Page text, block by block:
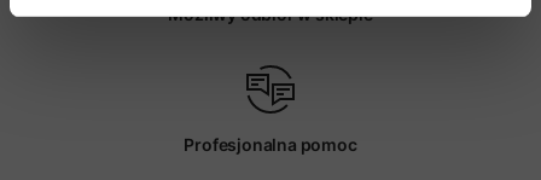
Możliwy odbiór w sklepie
Profesjonalna pomoc